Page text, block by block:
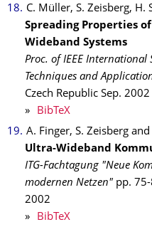
C. Müller, S. Zeisberg, H.
Spreading Properties
Wideband Systems
Proc. of IEEE
Techniques and
Czech Republic Sep. 2002
»
BibTeX
A. Finger, S. Zeisberg
Ultra-Wideband
ITG-Fachtagung "Neue
modernen Netzen" pp. 75-
2002
»
BibTeX